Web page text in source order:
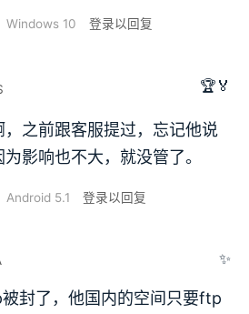
Windows 10 登录以回复
🏆🏅
，之前跟客服提过，忘记他说
影响也不大，就没管了。
Android 5.1 登录以回复
✨
封了，他国内的空间只要ftp